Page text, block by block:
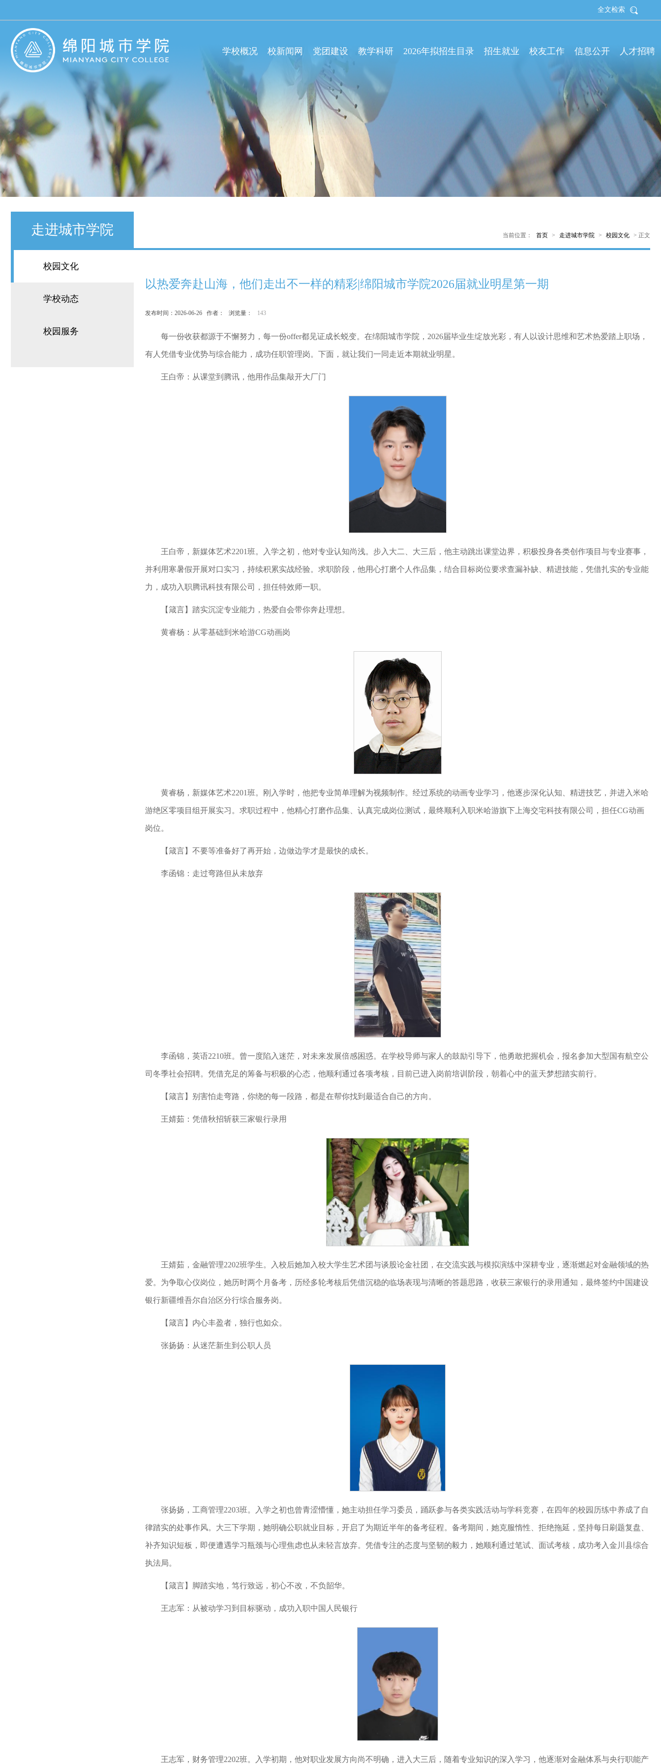
全文检索
学校概况 校新闻网 党团建设 教学科研 2026年拟招生目录 招生就业 校友工作 信息公开 人才招聘
当前位置： 首页 > 走进城市学院 > 校园文化 > 正文
走进城市学院
校园文化
学校动态
校园服务
以热爱奔赴山海，他们走出不一样的精彩|绵阳城市学院2026届就业明星第一期
发布时间：2026-06-26 作者： 浏览量： 143
每一份收获都源于不懈努力，每一份offer都见证成长蜕变。在绵阳城市学院，2026届毕业生绽放光彩，有人以设计思维和艺术热爱踏上职场，
有人凭借专业优势与综合能力，成功任职管理岗。下面，就让我们一同走近本期就业明星。
王白帝：从课堂到腾讯，他用作品集敲开大厂门
王白帝，新媒体艺术2201班。入学之初，他对专业认知尚浅。步入大二、大三后，他主动跳出课堂边界，积极投身各类创作项目与专业赛事，
并利用寒暑假开展对口实习，持续积累实战经验。求职阶段，他用心打磨个人作品集，结合目标岗位要求查漏补缺、精进技能，凭借扎实的专业能
力，成功入职腾讯科技有限公司，担任特效师一职。
【箴言】踏实沉淀专业能力，热爱自会带你奔赴理想。
黄睿杨：从零基础到米哈游CG动画岗
黄睿杨，新媒体艺术2201班。刚入学时，他把专业简单理解为视频制作。经过系统的动画专业学习，他逐步深化认知、精进技艺，并进入米哈
游绝区零项目组开展实习。求职过程中，他精心打磨作品集、认真完成岗位测试，最终顺利入职米哈游旗下上海交宅科技有限公司，担任CG动画
岗位。
【箴言】不要等准备好了再开始，边做边学才是最快的成长。
李函锦：走过弯路但从未放弃
李函锦，英语2210班。曾一度陷入迷茫，对未来发展倍感困惑。在学校导师与家人的鼓励引导下，他勇敢把握机会，报名参加大型国有航空公
司冬季社会招聘。凭借充足的筹备与积极的心态，他顺利通过各项考核，目前已进入岗前培训阶段，朝着心中的蓝天梦想踏实前行。
【箴言】别害怕走弯路，你绕的每一段路，都是在帮你找到最适合自己的方向。
王婧茹：凭借秋招斩获三家银行录用
王婧茹，金融管理2202班学生。入校后她加入校大学生艺术团与谈股论金社团，在交流实践与模拟演练中深耕专业，逐渐燃起对金融领域的热
爱。为争取心仪岗位，她历时两个月备考，历经多轮考核后凭借沉稳的临场表现与清晰的答题思路，收获三家银行的录用通知，最终签约中国建设
银行新疆维吾尔自治区分行综合服务岗。
【箴言】内心丰盈者，独行也如众。
张扬扬：从迷茫新生到公职人员
张扬扬，工商管理2203班。入学之初也曾青涩懵懂，她主动担任学习委员，踊跃参与各类实践活动与学科竞赛，在四年的校园历练中养成了自
律踏实的处事作风。大三下学期，她明确公职就业目标，开启了为期近半年的备考征程。备考期间，她克服惰性、拒绝拖延，坚持每日刷题复盘、
补齐知识短板，即便遭遇学习瓶颈与心理焦虑也从未轻言放弃。凭借专注的态度与坚韧的毅力，她顺利通过笔试、面试考核，成功考入金川县综合
执法局。
【箴言】脚踏实地，笃行致远，初心不改，不负韶华。
王志军：从被动学习到目标驱动，成功入职中国人民银行
王志军，财务管理2202班。入学初期，他对职业发展方向尚不明确，进入大三后，随着专业知识的深入学习，他逐渐对金融体系与央行职能产